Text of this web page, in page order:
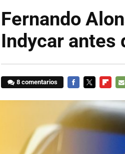
Fernando
Indycar antes
8 comentarios